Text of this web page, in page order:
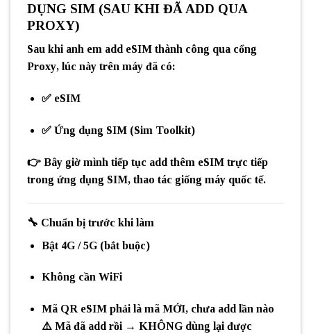
DỤNG SIM (SAU KHI ĐÃ ADD QUA
PROXY)
Sau khi anh em add eSIM thành công qua cổng
Proxy, lúc này trên máy đã có:
✅ eSIM
✅ Ứng dụng SIM (Sim Toolkit)
👉 Bây giờ mình tiếp tục add thêm eSIM trực tiếp
trong ứng dụng SIM, thao tác giống máy quốc tế.
🔧 Chuẩn bị trước khi làm
Bật 4G / 5G(bắt buộc)
Không cần WiFi
Mã QR eSIM phải là mã MỚI, chưa add lần nào
⚠️ Mã đã add rồi → KHÔNG dùng lại được